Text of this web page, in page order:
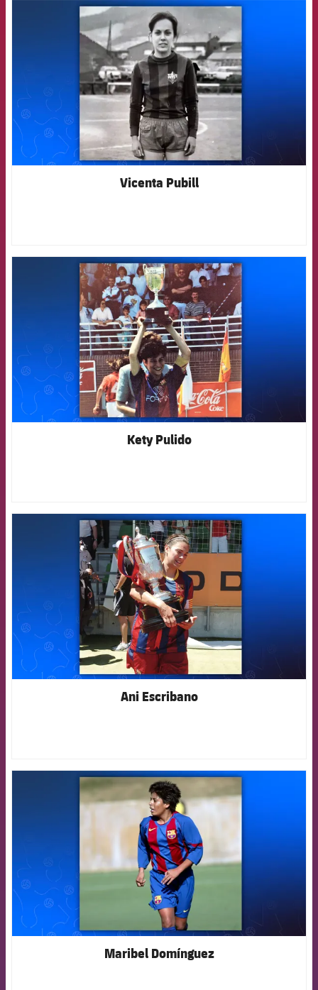
FCB Barcelona badge
Vicenta Pubill
FCB Barcelona badge
Kety Pulido
FCB Barcelona badge
Ani Escribano
FCB Barcelona badge
Maribel Domínguez